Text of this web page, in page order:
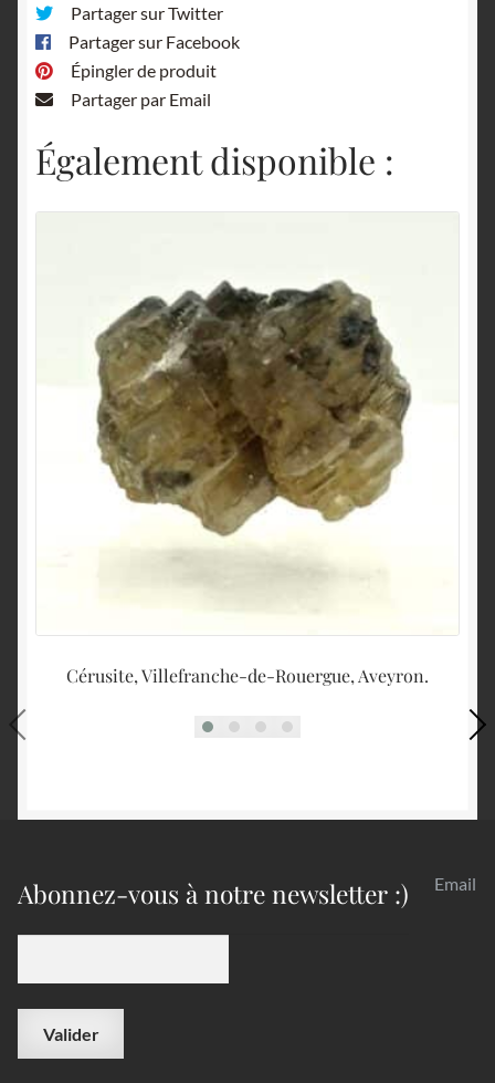
Partager sur Twitter
Partager sur Facebook
Épingler de produit
Partager par Email
Également disponible :
Cérusite, Villefranche-de-Rouergue, Aveyron.
Abonnez-vous à notre newsletter :) Email